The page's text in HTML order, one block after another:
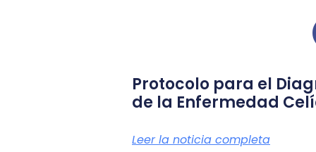
Protocolo para el
de la Enfermedad
Leer la noticia completa